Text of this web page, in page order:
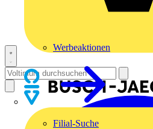
Werbeaktionen
Filial-Suche